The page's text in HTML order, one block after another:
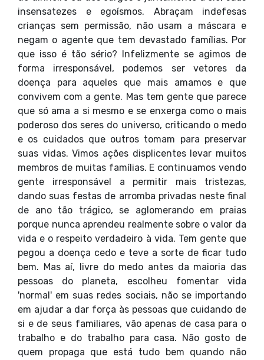
insensatezes e egoísmos. Abraçam indefesas
crianças sem permissão, não usam a máscara e
negam o agente que tem devastado famílias. Por
que isso é tão sério? Infelizmente se agimos de
forma irresponsável, podemos ser vetores da
doença para aqueles que mais amamos e que
convivem com a gente. Mas tem gente que parece
que só ama a si mesmo e se enxerga como o mais
poderoso dos seres do universo, criticando o medo
e os cuidados que outros tomam para preservar
suas vidas. Vimos ações displicentes levar muitos
membros de muitas famílias. E continuamos vendo
gente irresponsável a permitir mais tristezas,
dando suas festas de arromba privadas neste final
de ano tão trágico, se aglomerando em praias
porque nunca aprendeu realmente sobre o valor da
vida e o respeito verdadeiro à vida. Tem gente que
pegou a doença cedo e teve a sorte de ficar tudo
bem. Mas aí, livre do medo antes da maioria das
pessoas do planeta, escolheu fomentar vida
'normal' em suas redes sociais, não se importando
em ajudar a dar força às pessoas que cuidando de
si e de seus familiares, vão apenas de casa para o
trabalho e do trabalho para casa. Não gosto de
quem propaga que está tudo bem quando não